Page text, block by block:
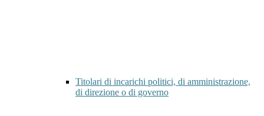
Titolari di incarichi politici, di amministrazione,
di direzione o di governo